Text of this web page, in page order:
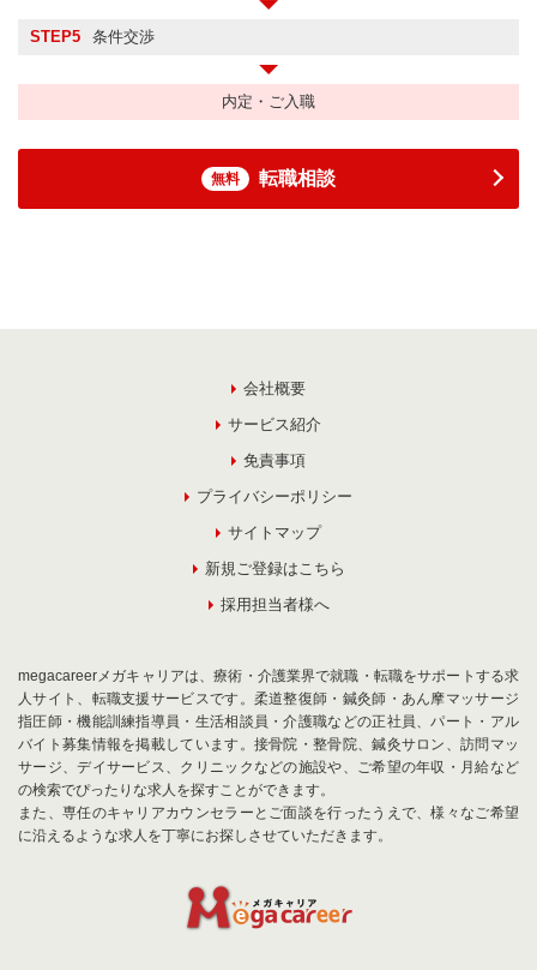
STEP5 条件交渉
内定・ご入職
無料 転職相談
会社概要
サービス紹介
免責事項
プライバシーポリシー
サイトマップ
新規ご登録はこちら
採用担当者様へ
megacareerメガキャリアは、療術・介護業界で就職・転職をサポートする求
人サイト、転職支援サービスです。柔道整復師・鍼灸師・あん摩マッサージ
指圧師・機能訓練指導員・生活相談員・介護職などの正社員、パート・アル
バイト募集情報を掲載しています。接骨院・整骨院、鍼灸サロン、訪問マッ
サージ、デイサービス、クリニックなどの施設や、ご希望の年収・月給など
の検索でぴったりな求人を探すことができます。
また、専任のキャリアカウンセラーとご面談を行ったうえで、様々なご希望
に沿えるような求人を丁寧にお探しさせていただきます。